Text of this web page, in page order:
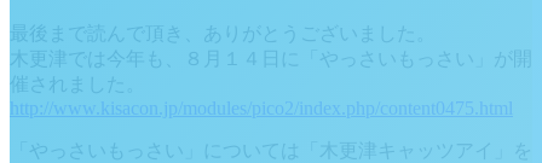
最後まで読んで頂き、ありがとうございました。
木更津では今年も、８月１４日に「やっさいもっさい」が開
催されました。
http://www.kisacon.jp/modules/pico2/index.php/content0475.html
「やっさいもっさい」については「木更津キャッツアイ」を